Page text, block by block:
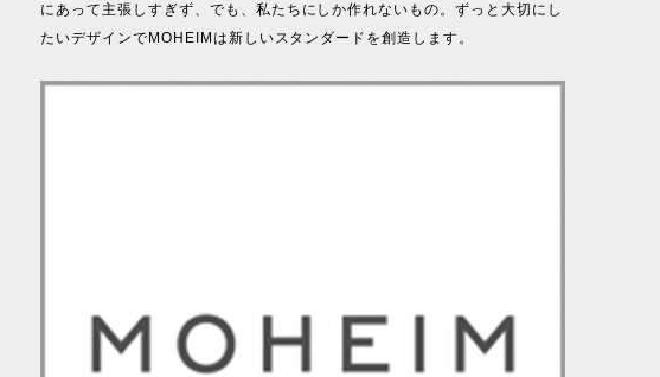
にあって主張しすぎず、でも、私たちにしか作れないもの。ずっと大切にし
たいデザインでMOHEIMは新しいスタンダードを創造します。